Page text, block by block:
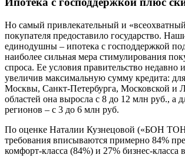
Но самый привлекательный и
покупателя предоставило государство.
единодушны – ипотека с господдержкой
наиболее сильная мера стимулирования
спроса. Ее условия правительство недавно
увеличив максимальную сумму кредита:
Москвы, Санкт-Петербурга, Московской и
областей она выросла с 8 до 12 млн руб., а
регионов – с 3 до 6 млн руб.
По оценке Наталии Кузнецовой («БОН
требования вписываются примерно 84%
комфорт-класса (84%) и 27% бизнес-класса